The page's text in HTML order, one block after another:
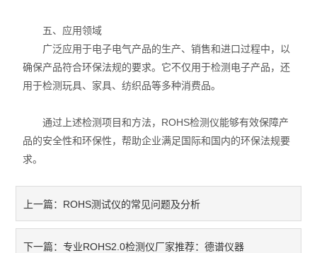
五、应用领域
广泛应用于电子电气产品的生产、销售和进口过程中，以
确保产品符合环保法规的要求。它不仅用于检测电子产品，还
用于检测玩具、家具、纺织品等多种消费品。
通过上述检测项目和方法，ROHS检测仪能够有效保障产
品的安全性和环保性，帮助企业满足国际和国内的环保法规要
求。
上一篇： ROHS测试仪的常见问题及分析
下一篇：专业ROHS2.0检测仪厂家推荐：德谱仪器